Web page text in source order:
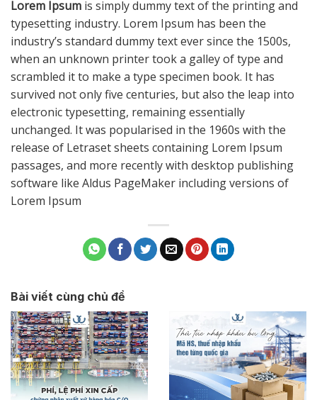
Lorem Ipsum is simply dummy text of the printing and
typesetting industry. Lorem Ipsum has been the
industry’s standard dummy text ever since the 1500s,
when an unknown printer took a galley of type and
scrambled it to make a type specimen book. It has
survived not only five centuries, but also the leap into
electronic typesetting, remaining essentially
unchanged. It was popularised in the 1960s with the
release of Letraset sheets containing Lorem Ipsum
passages, and more recently with desktop publishing
software like Aldus PageMaker including versions of
Lorem Ipsum
Bài viết cùng chủ đề